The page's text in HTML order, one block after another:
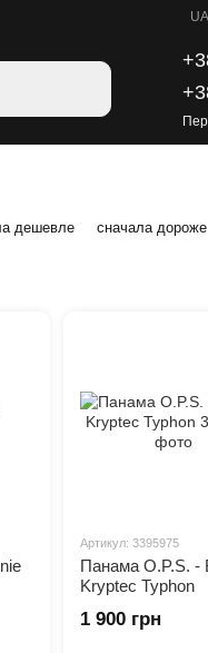
UA
дешевле сначала дороже
Артикул: 3395975
Панама O.P.S. -
Kryptec Typhon
1 900 грн